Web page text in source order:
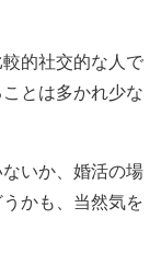
的社交的な人で
とは多かれ少な
いか、婚活の場
かも、当然気を